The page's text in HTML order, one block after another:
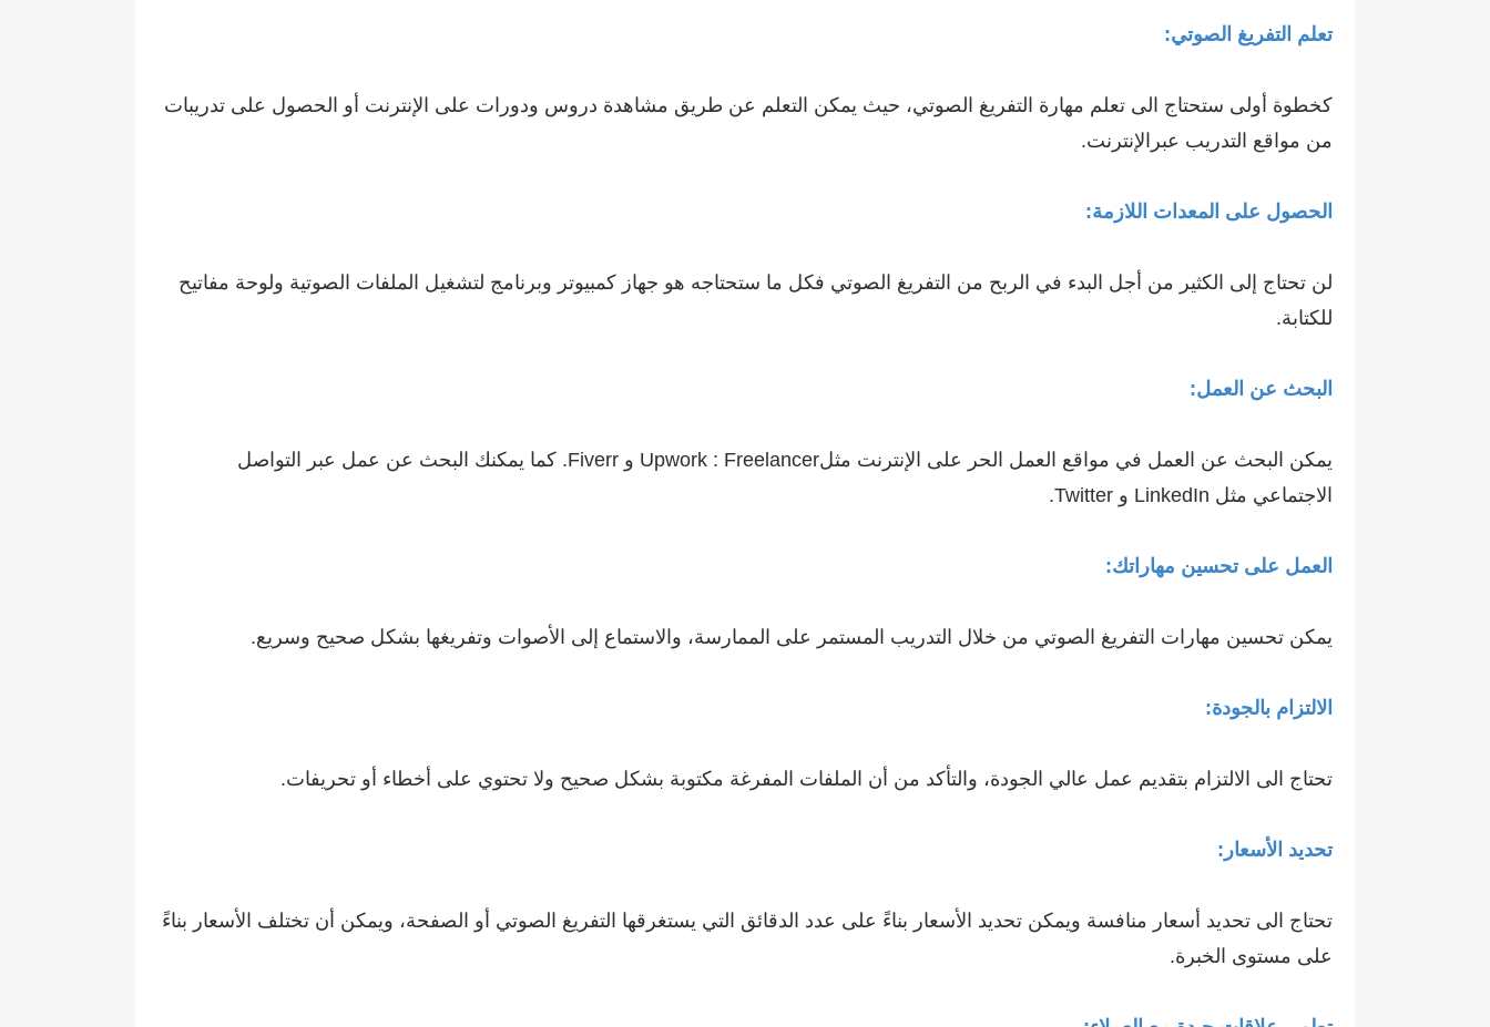
تعلم التفريغ الصوتي:
كخطوة أولى ستحتاج الى تعلم مهارة التفريغ الصوتي، حيث يمكن التعلم عن طريق مشاهدة دروس ودورات على الإنترنت أو الحصول على تدريبات
من مواقع التدريب عبرالإنترنت.
الحصول على المعدات اللازمة:
لن تحتاج إلى الكثير من أجل البدء في الربح من التفريغ الصوتي فكل ما ستحتاجه هو جهاز كمبيوتر وبرنامج لتشغيل الملفات الصوتية ولوحة مفاتيح
للكتابة.
البحث عن العمل:
يمكن البحث عن العمل في مواقع العمل الحر على الإنترنت مثلUpwork : Freelancer و Fiverr. كما يمكنك البحث عن عمل عبر التواصل
الاجتماعي مثل LinkedIn و Twitter.
العمل على تحسين مهاراتك:
يمكن تحسين مهارات التفريغ الصوتي من خلال التدريب المستمر على الممارسة، والاستماع إلى الأصوات وتفريغها بشكل صحيح وسريع.
الالتزام بالجودة:
تحتاج الى الالتزام بتقديم عمل عالي الجودة، والتأكد من أن الملفات المفرغة مكتوبة بشكل صحيح ولا تحتوي على أخطاء أو تحريفات.
تحديد الأسعار:
تحتاج الى تحديد أسعار منافسة ويمكن تحديد الأسعار بناءً على عدد الدقائق التي يستغرقها التفريغ الصوتي أو الصفحة، ويمكن أن تختلف الأسعار بناءً
على مستوى الخبرة.